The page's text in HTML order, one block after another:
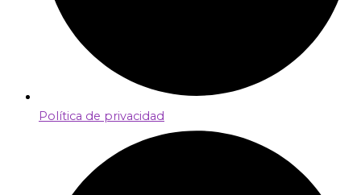
Política de privacidad